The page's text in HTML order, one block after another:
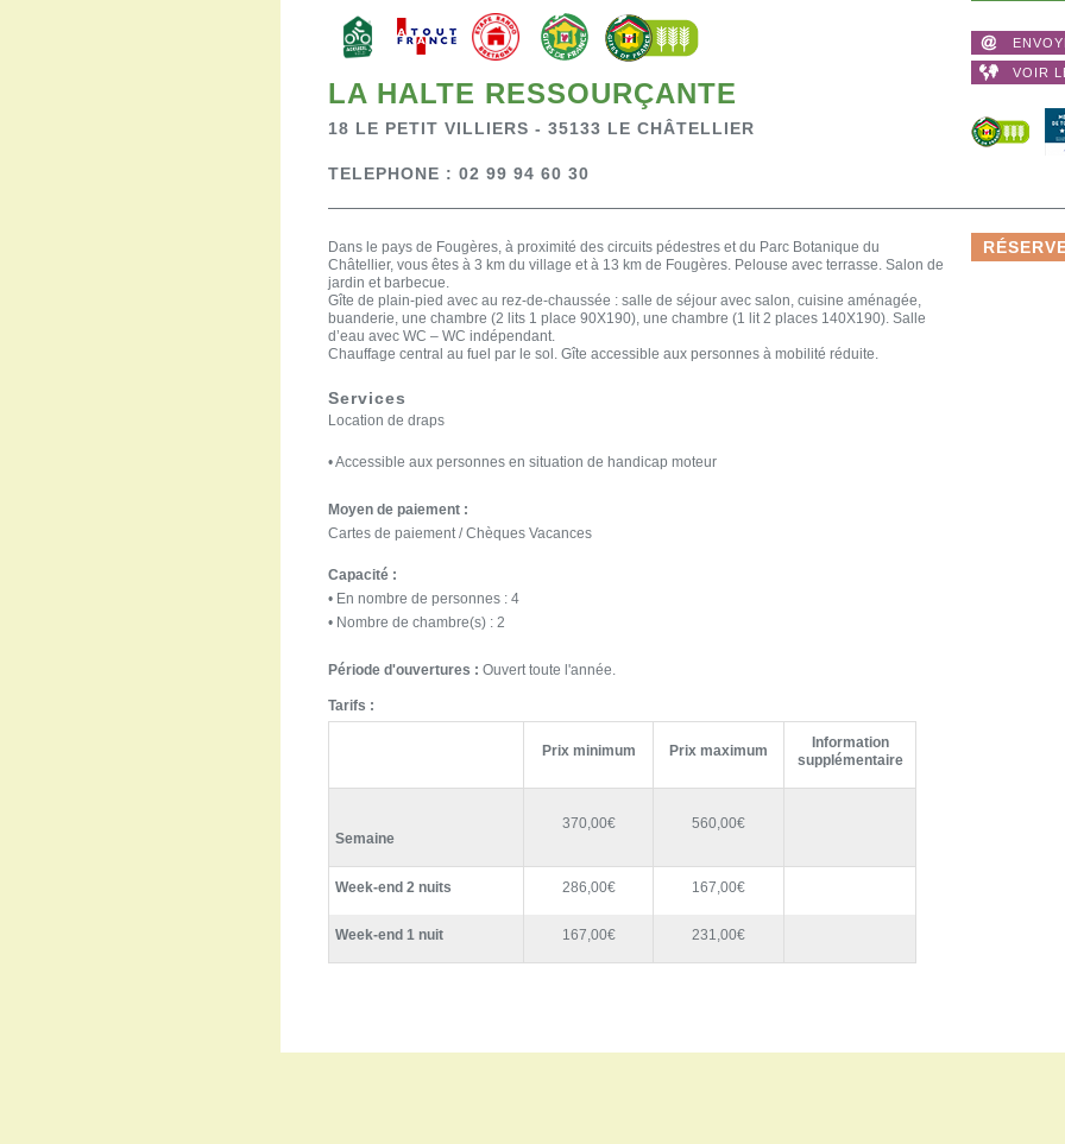
LA HALTE RESSOURÇANTE
18 LE PETIT VILLIERS - 35133 LE CHÂTELLIER
TELEPHONE : 02 99 94 60 30
VOIR
Dans le pays de Fougères, à proximité des circuits pédestres et du Parc Botanique du
Châtellier, vous êtes à 3 km du village et à 13 km de Fougères. Pelouse avec terrasse. Salon de
jardin et barbecue.
Gîte de plain-pied avec au rez-de-chaussée : salle de séjour avec salon, cuisine aménagée,
buanderie, une chambre (2 lits 1 place 90X190), une chambre (1 lit 2 places 140X190). Salle
d’eau avec WC – WC indépendant.
Chauffage central au fuel par le sol. Gîte accessible aux personnes à mobilité réduite.
Services
Location de draps
• Accessible aux personnes en situation de handicap moteur
Moyen de paiement :
Cartes de paiement / Chèques Vacances
Capacité :
• En nombre de personnes : 4
• Nombre de chambre(s) : 2
Période d'ouvertures : Ouvert toute l'année.
Tarifs :
Prix minimum Prix maximum
Information
supplémentaire
Semaine
370,00€ 560,00€
Week-end 2 nuits 286,00€ 167,00€
Week-end 1 nuit 167,00€ 231,00€